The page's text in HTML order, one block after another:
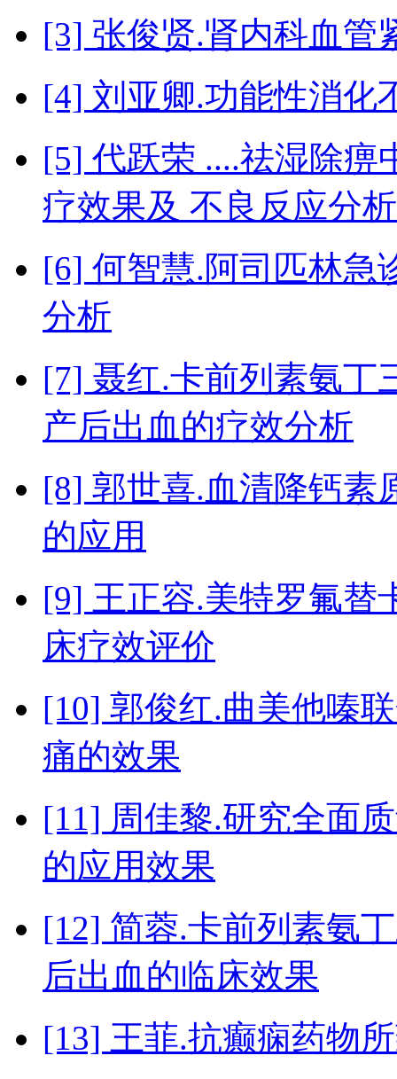
[3] 张俊贤.肾内科血管
[4] 刘亚卿.功能性消化
[5] 代跃荣 ....祛湿除痹
疗效果及 不良反应分
[6] 何智慧.阿司匹林急
分析
[7] 聂红.卡前列素氨丁
产后出血的疗效分析
[8] 郭世喜.血清降钙素
的应用
[9] 王正容.美特罗氟替
床疗效评价
[10] 郭俊红.曲美他嗪
痛的效果
[11] 周佳黎.研究全面
的应用效果
[12] 简蓉.卡前列素氨
后出血的临床效果
[13] 王菲.抗癫痫药物